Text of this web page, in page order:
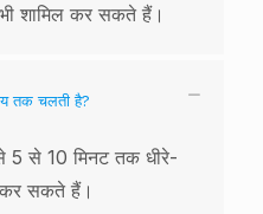
शामिल कर सकते हैं।
तक चलती है?
5 से 10 मिनट तक धीरे-
कर सकते हैं।